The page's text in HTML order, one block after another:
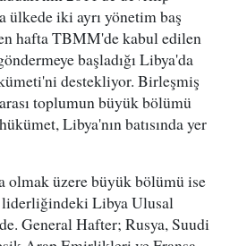
ülkede iki ayrı yönetim baş
hafta TBMM'de kabul edilen
başladığı Libya'da
destekliyor. Birleşmiş
toplumun büyük bölümü
Libya'nın batısında yer
olmak üzere büyük bölümü ise
Libya Ulusal
General Hafter; Rusya, Suudi